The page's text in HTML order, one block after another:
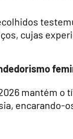
cujas
mantém